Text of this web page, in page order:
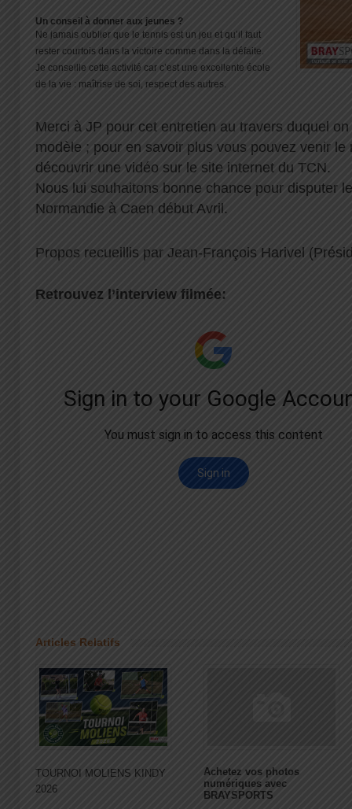
Un conseil à donner aux jeunes ?
Ne jamais oublier que le tennis est un jeu et qu’il faut
rester courtois dans la victoire comme dans la défaite.
Je conseille cette activité car c’est une excellente école
de la vie : maîtrise de soi, respect des autres.
Merci à JP pour cet entretien au travers duquel
modèle ; pour en savoir plus vous pouvez venir le
découvrir une vidéo sur le site internet du TCN.
Nous lui souhaitons bonne chance pour disputer
Normandie à Caen début Avril.
Propos recueillis par Jean-François Harivel
Retrouvez l’interview filmée:
Articles Relatifs
TOURNOI MOLIENS KINDY
2026
Achetez vos photos
numériques avec
BRAYSPORTS